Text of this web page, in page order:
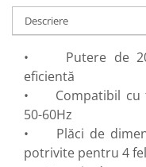
Accesorii pentru polizor
Accesorii scule electrice
Compresoare aer
Fierastrau sabie
Fierăstrău circular
Flexuri
Mixere mortar
Motoare electrice
Descriere
• Putere de
eficientă
• Compatibil cu
50-60Hz
• Plăci de
potrivite pentru 4